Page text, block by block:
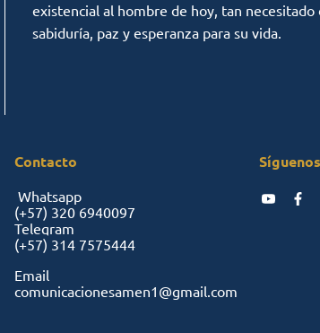
existencial al hombre de hoy, tan necesitado
sabiduría, paz y esperanza para su vida.
Contacto
Whatsapp
(+57) 320 6940097
Telegram
(+57) 314 7575444
Email
comunicacionesamen1@gmail.com